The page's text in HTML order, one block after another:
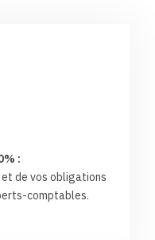
:
de vos obligations
comptables.